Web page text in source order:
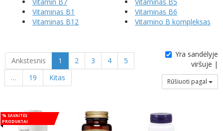
Vitaminas B1
Vitaminas B12
Vitaminas B6
Vitamino B kompleksas
Ankstesnis 1 2 3 4
5
…
19 Kitas
Yra sandėlyje
viršuje |
Rūšiuoti pagal
% Savaitės
produktai